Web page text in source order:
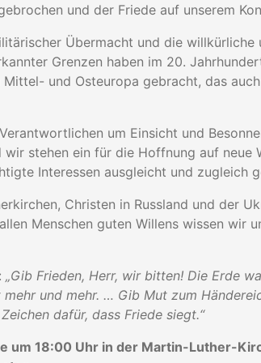
und der Friede auf unserem
Übermacht und die willkürliche
Grenzen haben im 20.
und Osteuropa gebracht, das
um Einsicht und
wir stehen ein für die Hoffnung auf neue
Interessen ausgleicht und zugleich
Christen in Russland und der
Menschen guten Willens wissen wir
„Gib Frieden, Herr, wir bitten! Die Erde
und mehr. … Gib Mut zum
dafür, dass Friede siegt.“
um 18:00 Uhr in der Martin-Luther-